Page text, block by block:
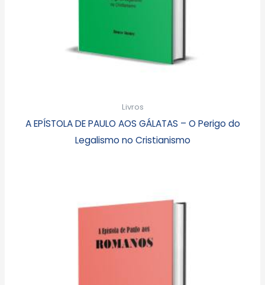
Livros
A EPÍSTOLA DE PAULO AOS GÁLATAS – O Perigo do
Legalismo no Cristianismo